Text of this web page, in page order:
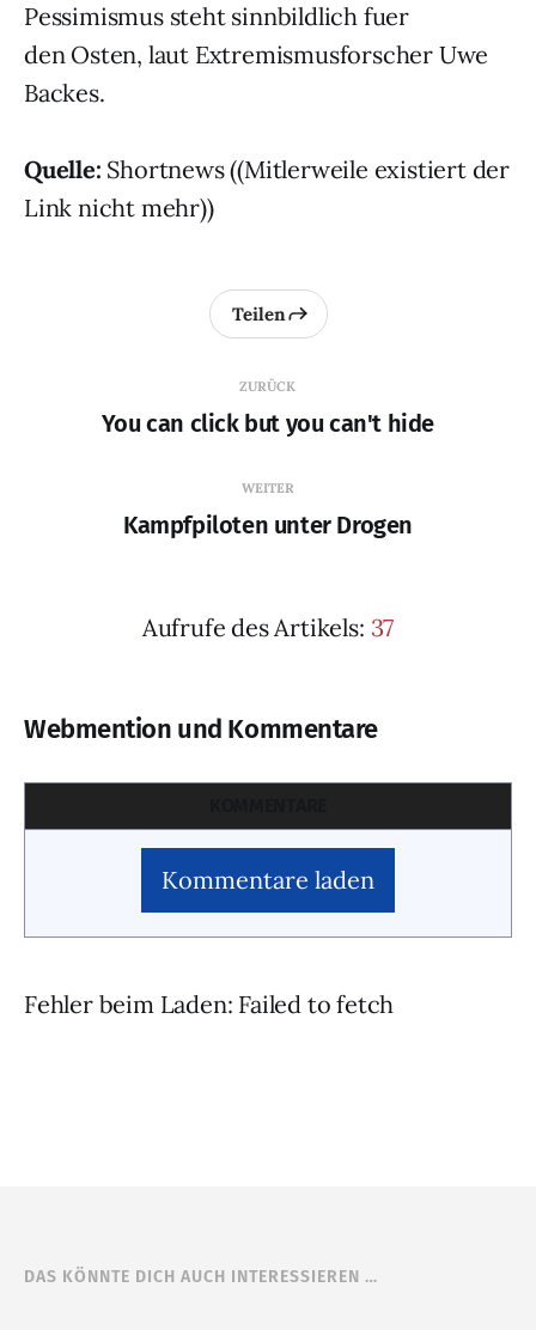
Pessimismus steht sinnbildlich fuer
den Osten, laut Extremismusforscher Uwe
Backes.
Quelle: Shortnews ((Mitlerweile existiert der
Link nicht mehr))
ZURÜCK
You can click but you can't hide
Teilen
WEITER
Kampfpiloten unter Drogen
Aufrufe des Artikels: 37
Webmention und Kommentare
Kommentare laden
Fehler beim Laden: Failed to fetch
DAS KÖNNTE DICH AUCH INTERESSIEREN …